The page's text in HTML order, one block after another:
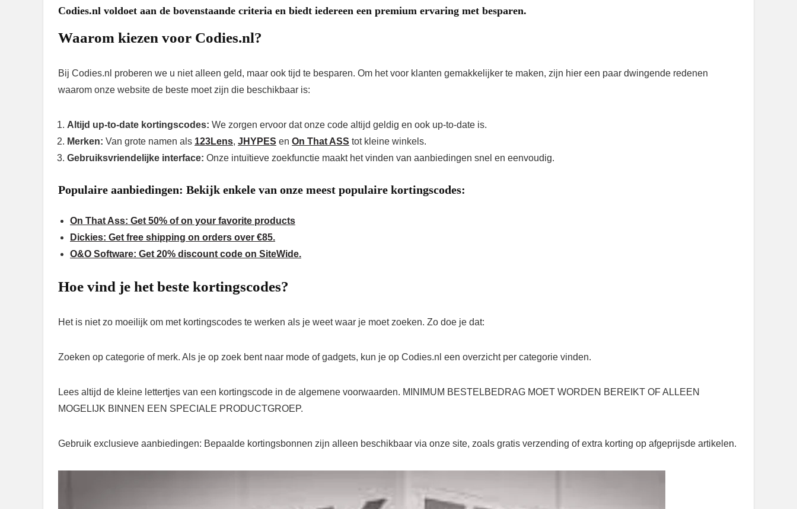
Codies.nl voldoet aan de bovenstaande criteria en biedt iedereen een premium ervaring met besparen.
Waarom kiezen voor Codies.nl?
Bij Codies.nl proberen we u niet alleen geld, maar ook tijd te besparen. Om het voor klanten gemakkelijker te maken, zijn hier een paar dwingende redenen
waarom onze website de beste moet zijn die beschikbaar is:
Altijd up-to-date kortingscodes: We zorgen ervoor dat onze code altijd geldig en ook up-to-date is.
Merken: Van grote namen als 123Lens, JHYPES en On That ASS tot kleine winkels.
Gebruiksvriendelijke interface: Onze intuïtieve zoekfunctie maakt het vinden van aanbiedingen snel en eenvoudig.
Populaire aanbiedingen: Bekijk enkele van onze meest populaire kortingscodes:
On That Ass: Get 50% of on your favorite products
Dickies: Get free shipping on orders over €85.
O&O Software: Get 20% discount code on SiteWide.
Hoe vind je het beste kortingscodes?
Het is niet zo moeilijk om met kortingscodes te werken als je weet waar je moet zoeken. Zo doe je dat:
Zoeken op categorie of merk. Als je op zoek bent naar mode of gadgets, kun je op Codies.nl een overzicht per categorie vinden.
Lees altijd de kleine lettertjes van een kortingscode in de algemene voorwaarden. MINIMUM BESTELBEDRAG MOET WORDEN BEREIKT OF ALLEEN
MOGELIJK BINNEN EEN SPECIALE PRODUCTGROEP.
Gebruik exclusieve aanbiedingen: Bepaalde kortingsbonnen zijn alleen beschikbaar via onze site, zoals gratis verzending of extra korting op afgeprijsde artikelen.